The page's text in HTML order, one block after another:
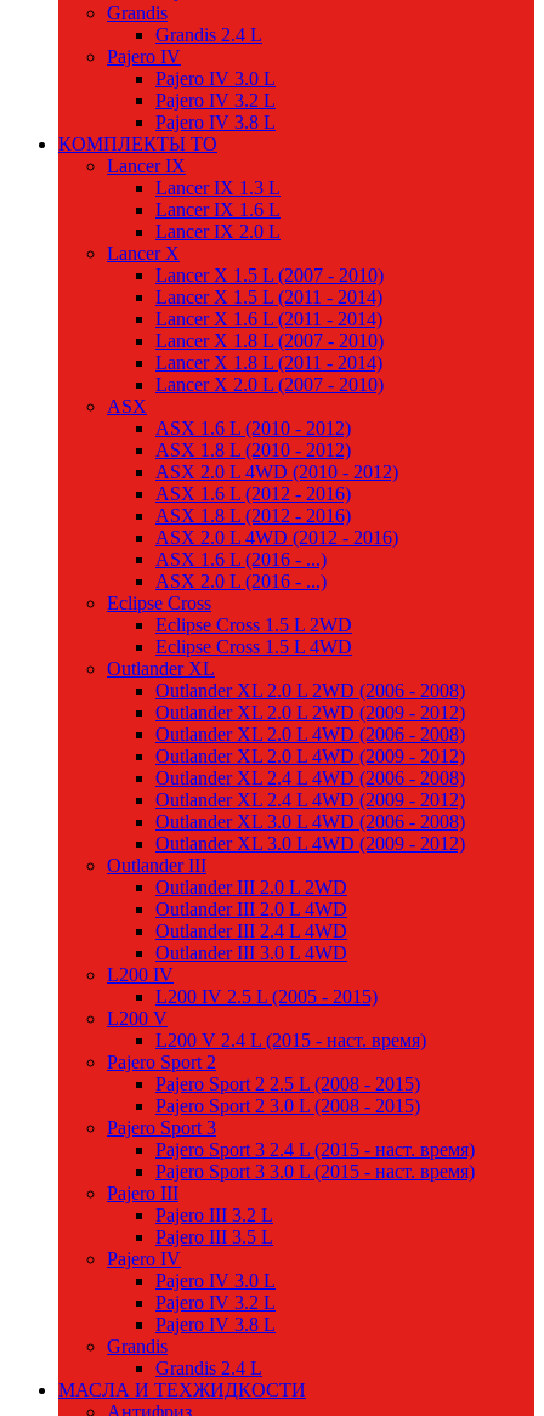
Grandis
Grandis 2.4 L
Pajero IV
Pajero IV 3.0 L
Pajero IV 3.2 L
Pajero IV 3.8 L
КОМПЛЕКТЫ ТО
Lancer IX
Lancer IX 1.3 L
Lancer IX 1.6 L
Lancer IX 2.0 L
Lancer X
Lancer X 1.5 L (2007 - 2010)
Lancer X 1.5 L (2011 - 2014)
Lancer X 1.6 L (2011 - 2014)
Lancer X 1.8 L (2007 - 2010)
Lancer X 1.8 L (2011 - 2014)
Lancer X 2.0 L (2007 - 2010)
ASX
ASX 1.6 L (2010 - 2012)
ASX 1.8 L (2010 - 2012)
ASX 2.0 L 4WD (2010 - 2012)
ASX 1.6 L (2012 - 2016)
ASX 1.8 L (2012 - 2016)
ASX 2.0 L 4WD (2012 - 2016)
ASX 1.6 L (2016 - ...)
ASX 2.0 L (2016 - ...)
Eclipse Cross
Eclipse Cross 1.5 L 2WD
Eclipse Cross 1.5 L 4WD
Outlander XL
Outlander XL 2.0 L 2WD (2006 - 2008)
Outlander XL 2.0 L 2WD (2009 - 2012)
Outlander XL 2.0 L 4WD (2006 - 2008)
Outlander XL 2.0 L 4WD (2009 - 2012)
Outlander XL 2.4 L 4WD (2006 - 2008)
Outlander XL 2.4 L 4WD (2009 - 2012)
Outlander XL 3.0 L 4WD (2006 - 2008)
Outlander XL 3.0 L 4WD (2009 - 2012)
Outlander III
Outlander III 2.0 L 2WD
Outlander III 2.0 L 4WD
Outlander III 2.4 L 4WD
Outlander III 3.0 L 4WD
L200 IV
L200 IV 2.5 L (2005 - 2015)
L200 V
L200 V 2.4 L (2015 - наст. время)
Pajero Sport 2
Pajero Sport 2 2.5 L (2008 - 2015)
Pajero Sport 2 3.0 L (2008 - 2015)
Pajero Sport 3
Pajero Sport 3 2.4 L (2015 - наст. время)
Pajero Sport 3 3.0 L (2015 - наст. время)
Pajero III
Pajero III 3.2 L
Pajero III 3.5 L
Pajero IV
Pajero IV 3.0 L
Pajero IV 3.2 L
Pajero IV 3.8 L
Grandis
Grandis 2.4 L
МАСЛА И ТЕХЖИДКОСТИ
Антифриз